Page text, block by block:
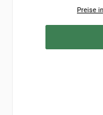
Preise